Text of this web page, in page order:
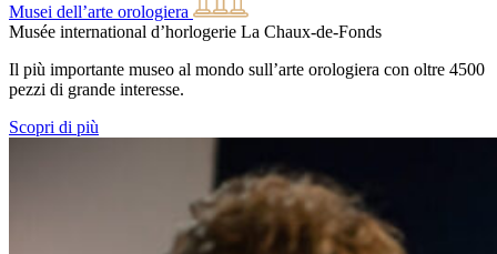
Musei dell’arte orologiera
Musée international d’horlogerie La Chaux-de-Fonds
Il più importante museo al mondo sull’arte orologiera con oltre 4500
pezzi di grande interesse.
Scopri di più